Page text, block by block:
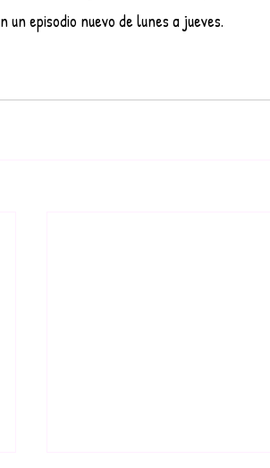
un episodio nuevo de lunes a jueves.